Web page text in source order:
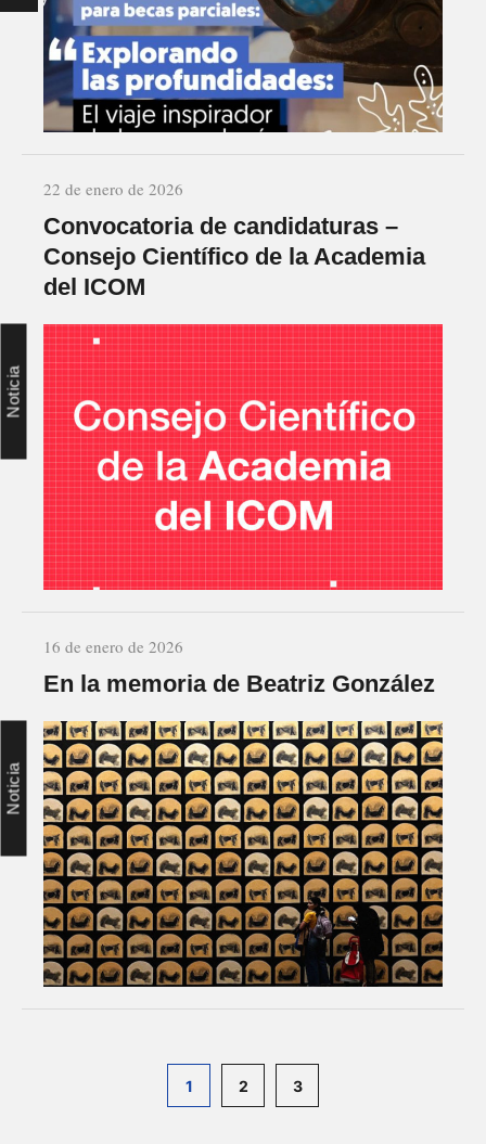
22 de enero de 2026
Convocatoria de candidaturas –
Consejo Científico de la Academia
del ICOM
Noticia
16 de enero de 2026
En la memoria de Beatriz González
Noticia
1 2 3